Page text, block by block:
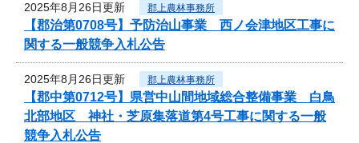
2025年8月26日更新 郡上農林事務所
【郡治第0708号】予防治山事業 西ノ会津地区工事に
関する一般競争入札公告
2025年8月26日更新 郡上農林事務所
【郡中第0712号】県営中山間地域総合整備事業 白鳥
北部地区 神社・芝原集落道第4号工事に関する一般
競争入札公告